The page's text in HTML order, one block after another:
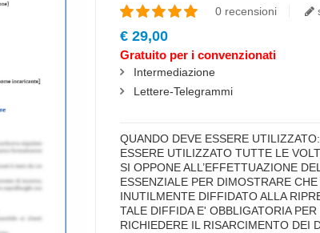
0 recensioni
€ 29,00
Gratuito per i convenzionati
Intermediazione
Lettere-Telegrammi
QUANDO DEVE ESSERE
ESSERE UTILIZZATO TUTTE LE
SI OPPONE ALL’EFFETTUAZIONE
ESSENZIALE PER DIMOSTRARE
INUTILMENTE DIFFIDATO ALLA
TALE DIFFIDA E' OBBLIGATORIA
RICHIEDERE IL RISARCIMENTO DEI